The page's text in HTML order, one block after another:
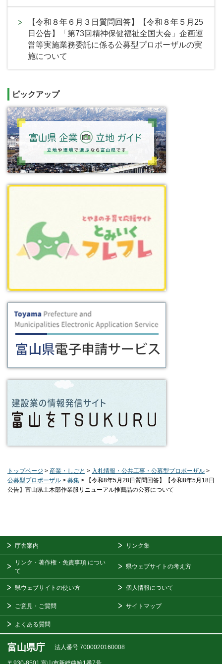
【令和８年６月３日質問回答】【令和８年５月25
日公告】「第73回精神保健福祉全国大会」企画運
営等実施業務委託に係る公募型プロポーザルの実
施について
ピックアップ
トップページ > 産業・しごと > 入札情報・公共工事・公募型プロポーザル >
公募型プロポーザル > 募集 > 【令和8年5月28日質問回答】【令和8年5月18日
公告】富山県土木部作業服リニューアル推薦品の公募について
庁舎案内 リンク集
リンク・著作権・免責事項 につい
て
県ウェブサイトの考え方
県ウェブサイトの使い方 個人情報について
ご意見・ご質問 サイトマップ
よくある質問
富山県庁 法人番号 7000020160008